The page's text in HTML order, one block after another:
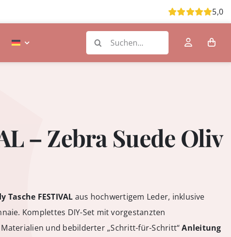
5,0
Search
for:
– Zebra Suede Oliv
Tasche FESTIVAL aus hochwertigem Leder, inklusive
Komplettes DIY-Set mit vorgestanzten
und bebilderter „Schritt-für-Schritt“Anleitung